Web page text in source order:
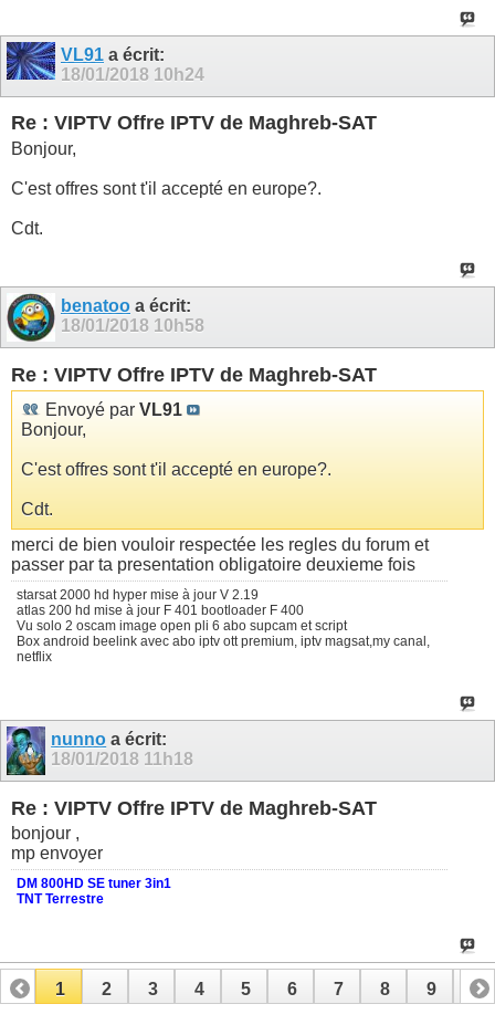
VL91 a écrit:
18/01/2018 10h24
Re : VIPTV Offre IPTV de Maghreb-SAT
Bonjour,
C'est offres sont t'il accepté en europe?.
Cdt.
benatoo a écrit:
18/01/2018 10h58
Re : VIPTV Offre IPTV de Maghreb-SAT
Envoyé par VL91
Bonjour,
C'est offres sont t'il accepté en europe?.
Cdt.
merci de bien vouloir respectée les regles du forum et
passer par ta presentation obligatoire deuxieme fois
starsat 2000 hd hyper mise à jour V 2.19
atlas 200 hd mise à jour F 401 bootloader F 400
Vu solo 2 oscam image open pli 6 abo supcam et script
Box android beelink avec abo iptv ott premium, iptv magsat,my canal,
netflix
nunno a écrit:
18/01/2018 11h18
Re : VIPTV Offre IPTV de Maghreb-SAT
bonjour ,
mp envoyer
DM 800HD SE tuner 3in1
TNT Terrestre
1 2 3 4 5 6 7 8 9 10